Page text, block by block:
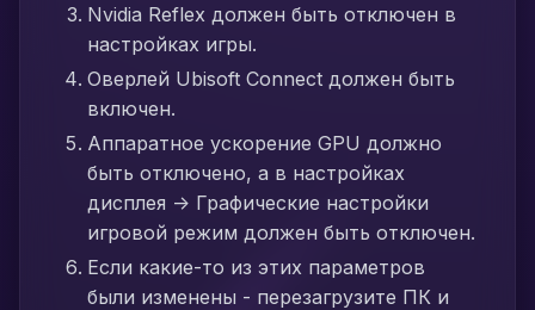
Nvidia Reflex должен быть отключен в
настройках игры.
Оверлей Ubisoft Connect должен быть
включен.
Аппаратное ускорение GPU должно
быть отключено, а в настройках
дисплея -> Графические настройки
игровой режим должен быть отключен.
Если какие-то из этих параметров
были изменены - перезагрузите ПК и